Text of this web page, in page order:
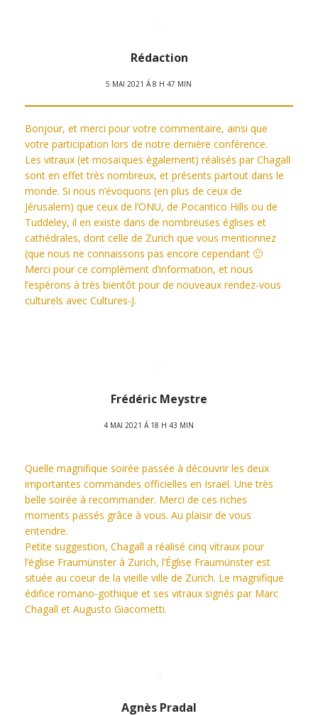
Rédaction
5 MAI 2021 Á 8 H 47 MIN
Bonjour, et merci pour votre commentaire, ainsi que
votre participation lors de notre dernière conférence.
Les vitraux (et mosaïques également) réalisés par Chagall
sont en effet très nombreux, et présents partout dans le
monde. Si nous n’évoquons (en plus de ceux de
Jérusalem) que ceux de l’ONU, de Pocantico Hills ou de
Tuddeley, il en existe dans de nombreuses églises et
cathédrales, dont celle de Zurich que vous mentionnez
(que nous ne connaissons pas encore cependant 🙂
Merci pour ce complément d’information, et nous
l’espérons à très bientôt pour de nouveaux rendez-vous
culturels avec Cultures-J.
Frédéric Meystre
4 MAI 2021 Á 18 H 43 MIN
Quelle magnifique soirée passée à découvrir les deux
importantes commandes officielles en Israël. Une très
belle soirée à recommander. Merci de ces riches
moments passés grâce à vous. Au plaisir de vous
entendre.
Petite suggestion, Chagall a réalisé cinq vitraux pour
l’église Fraumünster à Zurich, l’Église Fraumünster est
située au coeur de la vieille ville de Zürich. Le magnifique
édifice romano-gothique et ses vitraux signés par Marc
Chagall et Augusto Giacometti.
Agnès Pradal